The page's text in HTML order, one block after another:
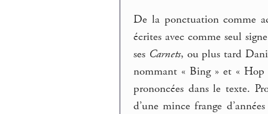
De la ponctuation comme
écrites avec comme seul
ses Carnets, ou plus tard
nommant « Bing » et «
prononcées dans le texte.
d’une mince frange